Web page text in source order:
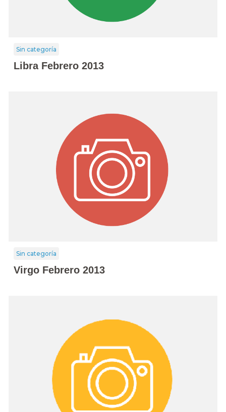
Sin categoría
Libra Febrero 2013
Sin categoría
Virgo Febrero 2013